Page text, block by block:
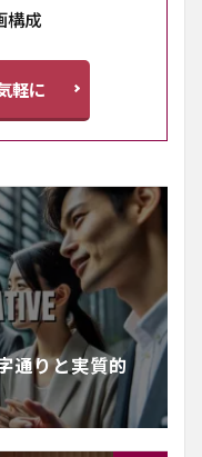
構成
軽に
通りと実質的